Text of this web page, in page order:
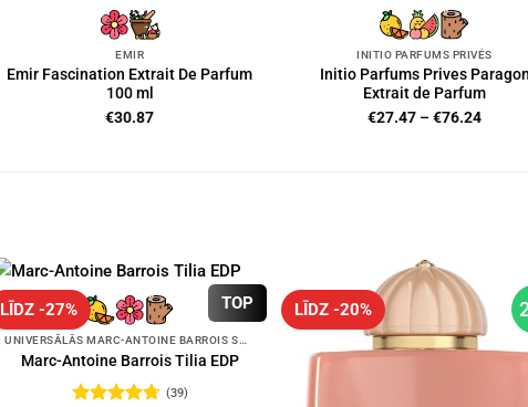
EMIR
Emir Fascination Extrait De Parfum
100 ml
€30.87
INITIO PARFUMS PRIVÉS
Initio Parfums Prives Paragon
Extrait de Parfum
€27.47 – €76.24Price
TOP
LĪDZ -27%
UNIVERSĀLĀS MARC-ANTOINE BARROIS SMARŽAS
Marc-Antoine Barrois Tilia EDP
(39)
LĪDZ -20%